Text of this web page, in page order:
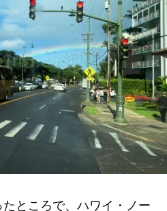
ところで、ハワイ・ノー